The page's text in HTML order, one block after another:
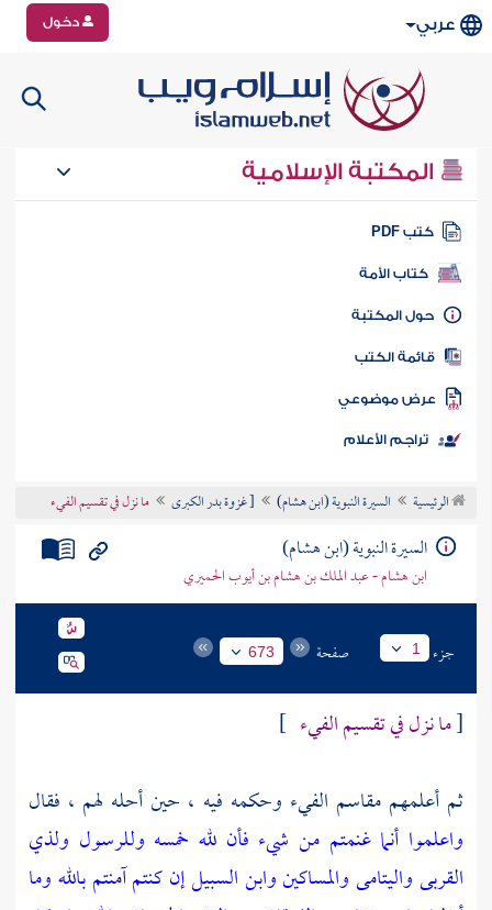
عربي دخول
المكتبة الإسلامية
كتب PDF
كتاب الأمة
المكتبة
الكتب
موضوعي
تراجم الأعلام
الرئيسية السيرة النبوية (ابن هشام) [ غزوة بدر الكبرى ما نزل في تقسيم الفيء
السيرة النبوية (ابن هشام)
ابن هشام - عبد الملك بن هشام بن أيوب الحميري
جزء 1 صفحة 673
[ما نزل في تقسيم الفيء ]
ثم أعلمهم مقاسم الفيء وحكمه فيه ، حين أحله لهم ، فقال
واعلموا أنما غنمتم من شيء فأن لله خمسه وللرسول ولذي
القربى واليتامى والمساكين وابن السبيل إن كنتم آمنتم بالله وما